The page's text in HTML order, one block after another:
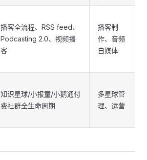
播客全流程、RSS feed、
Podcasting 2.0、视频播
客
播客制
作、音频
自媒体
知识星球/小报童/小鹅通付
费社群全生命周期
多星球管
理、运营